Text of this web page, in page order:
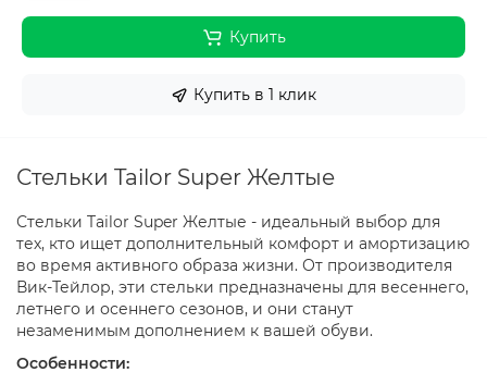
Купить
Купить в 1 клик
Стельки Tailor Super Желтые
Стельки Tailor Super Желтые - идеальный выбор для
тех, кто ищет дополнительный комфорт и амортизацию
во время активного образа жизни. От производителя
Вик-Тейлор, эти стельки предназначены для весеннего,
летнего и осеннего сезонов, и они станут
незаменимым дополнением к вашей обуви.
Особенности: